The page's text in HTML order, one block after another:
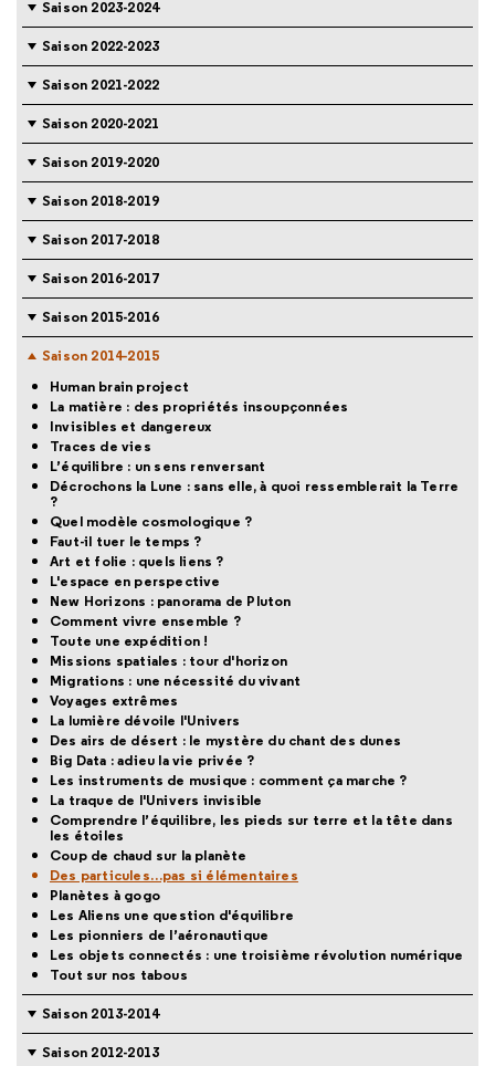
Saison 2023-2024
Saison 2022-2023
Saison 2021-2022
Saison 2020-2021
Saison 2019-2020
Saison 2018-2019
Saison 2017-2018
Saison 2016-2017
Saison 2015-2016
Saison 2014-2015
Human brain project
La matière : des propriétés insoupçonnées
Invisibles et dangereux
Traces de vies
L’équilibre : un sens renversant
Décrochons la Lune : sans elle, à quoi ressemblerait la Terre
?
Quel modèle cosmologique ?
Faut-il tuer le temps ?
Art et folie : quels liens ?
L'espace en perspective
New Horizons : panorama de Pluton
Comment vivre ensemble ?
Toute une expédition !
Missions spatiales : tour d'horizon
Migrations : une nécessité du vivant
Voyages extrêmes
La lumière dévoile l'Univers
Des airs de désert : le mystère du chant des dunes
Big Data : adieu la vie privée ?
Les instruments de musique : comment ça marche ?
La traque de l'Univers invisible
Comprendre l’équilibre, les pieds sur terre et la tête dans
les étoiles
Coup de chaud sur la planète
Des particules…pas si élémentaires
Planètes à gogo
Les Aliens une question d'équilibre
Les pionniers de l’aéronautique
Les objets connectés : une troisième révolution numérique
Tout sur nos tabous
Saison 2013-2014
Saison 2012-2013